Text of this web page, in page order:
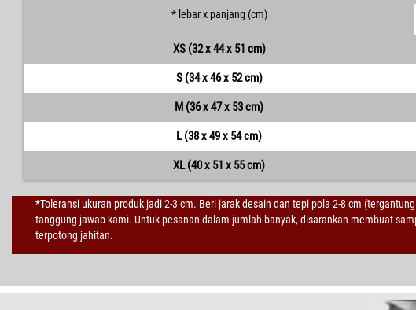
* lebar x panjang (cm)
XS (32 x 44 x 51 cm)
S (34 x 46 x 52 cm)
M (36 x 47 x 53 cm)
L (38 x 49 x 54 cm)
XL (40 x 51 x 55 cm)
*Toleransi ukuran produk jadi 2-3 cm. Beri jarak desain dan tepi pola 2-8 cm
tanggung jawab kami. Untuk pesanan dalam jumlah banyak, disarankan membuat
terpotong jahitan.